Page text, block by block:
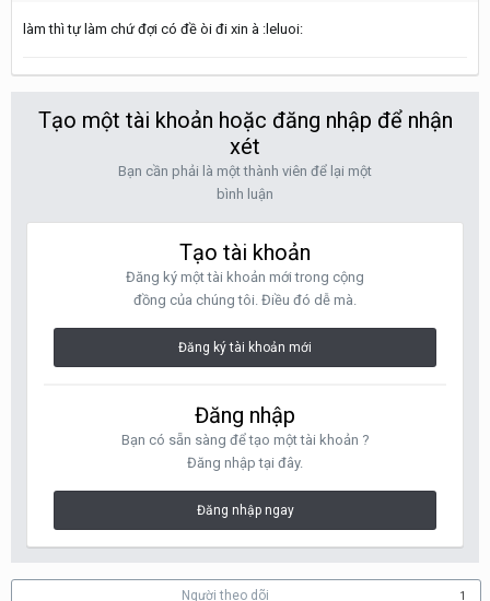
làm thì tự làm chứ đợi có đề òi đi xin à :leluoi:
Tạo một tài khoản hoặc đăng nhập để nhận
xét
Bạn cần phải là một thành viên để lại một
bình luận
Tạo tài khoản
Đăng ký một tài khoản mới trong cộng
đồng của chúng tôi. Điều đó dễ mà.
Đăng ký tài khoản mới
Đăng nhập
Bạn có sẵn sàng để tạo một tài khoản ?
Đăng nhập tại đây.
Đăng nhập ngay
Người theo dõi 1